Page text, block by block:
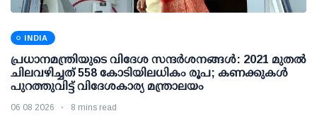
INDIA
പ്രധാനമന്ത്രിയുടെ വിദേശ സന്ദർശനങ്ങൾ: 2021 മുതൽ
ചിലവഴിച്ചത് 558 കോടിയിലധികം രൂപ; കണക്കുകൾ
പുറത്തുവിട്ട് വിദേശകാര്യ മന്ത്രാലയം
06 08 2026 8 mins read